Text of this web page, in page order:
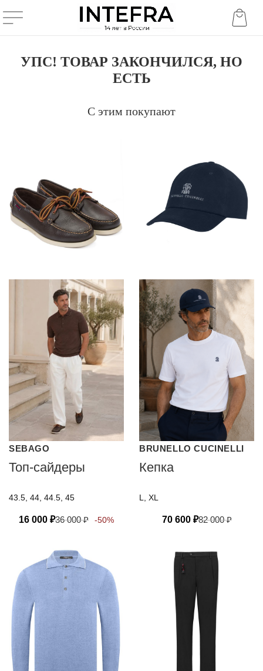
УПС! ТОВАР ЗАКОНЧИЛСЯ, НО
ЕСТЬ
С этим покупают
SEBAGO
Топ-сайдеры
43.5, 44, 44.5, 45
16 000 ₽36 000₽ -50%
BRUNELLO CUCINELLI
Кепка
L, XL
70 600 ₽82 000₽